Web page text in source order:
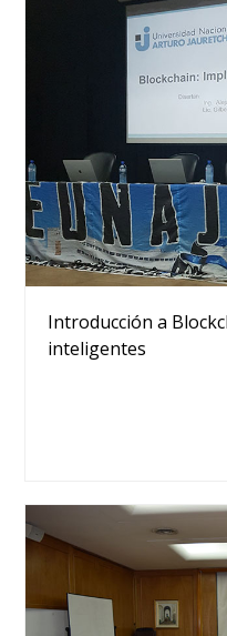
Introducción a
inteligentes